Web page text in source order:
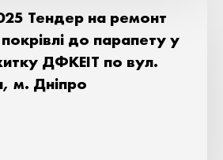
Тендер на ремонт
до парапету у
ДФКЕІТ по вул.
м. Дніпро